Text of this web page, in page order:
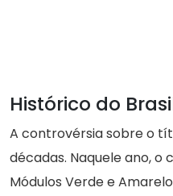
Histórico do
A controvérsia sobre o
décadas. Naquele ano,
Módulos Verde e